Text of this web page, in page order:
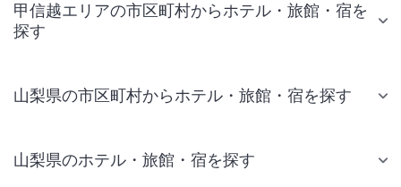
甲信越エリアの市区町村からホテル・旅館・宿を
探す
山梨県の市区町村からホテル・旅館・宿を探す
山梨県のホテル・旅館・宿を探す